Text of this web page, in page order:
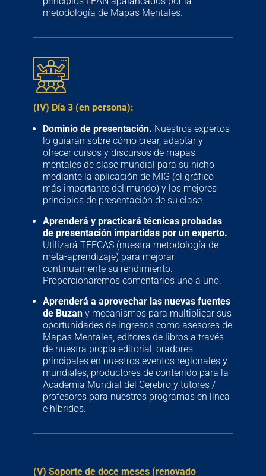
metodología de Mapas Mentales.
(IV) Día 3 (en persona):
Dominio de presentación. Nuestros expertos
lo guiarán sobre cómo crear, adaptar y
ofrecer cursos y discursos de mapas
mentales de clase mundial para su nicho
mediante la aplicación de MIG (el gráfico
más importante del mundo) y los mejores
principios de presentación de su clase.
Aprenderá y practicará técnicas probadas
de presentación impartidas por un experto.
Utilizará TEFCAS (nuestra metodología de
meta-aprendizaje) para mejorar
continuamente su rendimiento.
Proporcionaremos comentarios uno a uno.
Aprenderá a aprovechar las nuevas fuentes
de Buzan y mecanismos para multiplicar sus
oportunidades de ingresos como asesores de
Mapas Mentales, editores de libros a través
de nuestra propia editorial, oradores
principales en nuestros eventos regionales y
mundiales, productores de contenido para la
Academia Mundial del Cerebro y tutores /
profesores para nuestros programas en línea
e híbridos.
(V) Soporte de doce meses (renovado